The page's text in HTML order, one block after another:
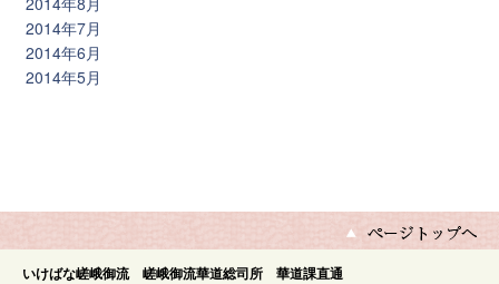
2014年7月
2014年6月
2014年5月
いけばな嵯峨御流 嵯峨御流華道総司所 華道課直通